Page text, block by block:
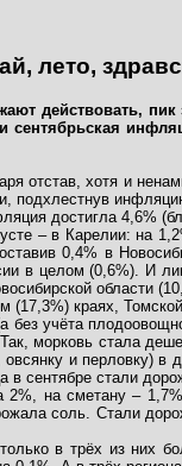
лето,
действовать,
отстав, хотя и
подхлестнув
достигла
– в Карелии:
0,4% в
в целом (0,6%). И
(17,3%) краях,
без учёта
морковь стала
и перловку)
сентябре стали
2%, на сметану –
соль. Стали
в трёх из